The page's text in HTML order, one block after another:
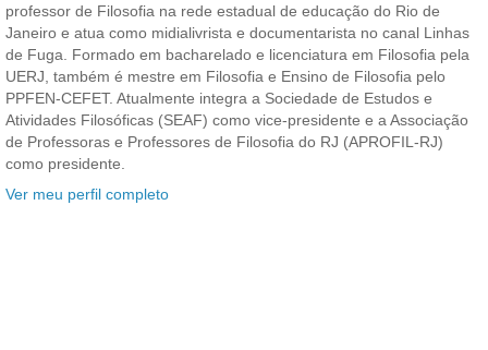
professor de Filosofia na rede estadual de educação do Rio de
Janeiro e atua como midialivrista e documentarista no canal Linhas
de Fuga. Formado em bacharelado e licenciatura em Filosofia pela
UERJ, também é mestre em Filosofia e Ensino de Filosofia pelo
PPFEN-CEFET. Atualmente integra a Sociedade de Estudos e
Atividades Filosóficas (SEAF) como vice-presidente e a Associação
de Professoras e Professores de Filosofia do RJ (APROFIL-RJ)
como presidente.
Ver meu perfil completo